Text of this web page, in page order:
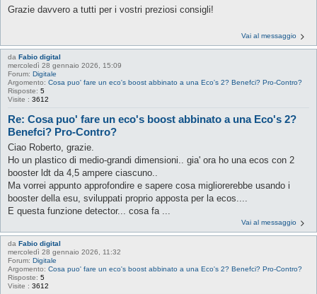
Grazie davvero a tutti per i vostri preziosi consigli!
Vai al messaggio
da Fabio digital
mercoledì 28 gennaio 2026, 15:09
Forum: Digitale
Argomento: Cosa puo' fare un eco's boost abbinato a una Eco's 2? Benefci? Pro-Contro?
Risposte: 5
Visite : 3612
Re: Cosa puo' fare un eco's boost abbinato a una Eco's 2?
Benefci? Pro-Contro?
Ciao Roberto, grazie.
Ho un plastico di medio-grandi dimensioni.. gia' ora ho una ecos con 2
booster ldt da 4,5 ampere ciascuno..
Ma vorrei appunto approfondire e sapere cosa migliorerebbe usando i
booster della esu, sviluppati proprio apposta per la ecos....
E questa funzione detector... cosa fa ...
Vai al messaggio
da Fabio digital
mercoledì 28 gennaio 2026, 11:32
Forum: Digitale
Argomento: Cosa puo' fare un eco's boost abbinato a una Eco's 2? Benefci? Pro-Contro?
Risposte: 5
Visite : 3612